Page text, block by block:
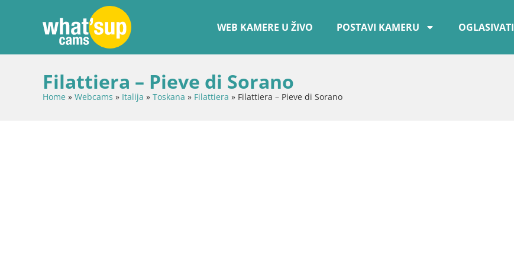
WEB KAMERE U ŽIVO POSTAVI KAMERU OGLASIVATI
Filattiera – Pieve di Sorano
Home » Webcams » Italija » Toskana » Filattiera » Filattiera – Pieve di Sorano